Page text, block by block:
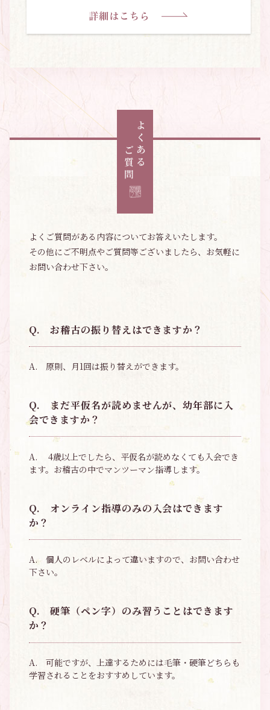
よくご質問がある内容についてお答えいたします。
その他にご不明点やご質問等ございましたら、お気軽に
お問い合わせ下さい。
Q. お稽古の振り替えはできますか？
A. 原則、月1回は振り替えができます。
Q.
まだ平仮名が読めませんが、幼年部に入
会できますか？
A.
4歳以上でしたら、平仮名が読めなくても入会でき
ます。お稽古の中でマンツーマン指導します。
Q.
オンライン指導のみの入会はできます
か？
A.
個人のレベルによって違いますので、お問い合わせ
下さい。
Q.
硬筆（ペン字）のみ習うことはできます
か？
A.
可能ですが、上達するためには毛筆・硬筆どちらも
学習されることをおすすめしています。